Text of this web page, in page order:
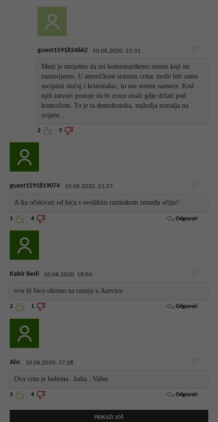
guest1591824662 10.06.2020. 23:31
Meni je smiješno da mi komentarišemo sistem koji ne
razumijemo. U američkom sistemu crnac može biti samo
socijalni slučaj i kriminalac, to mu sistem nameće. Kod
njih zatvori postoje da bi crnce imali gdje držati pod
kontrolom. To je ta demokratska, najbolja zemalja na
svijetu...
2 3
guest1591819074 10.06.2020. 21:57
A šta očekivati od bića s ovolikim razmakom između očiju?
1 4 Odgovori
Kabir Bedi 10.06.2020. 18:04
ovu bi hico okreno na raznju u Ausvicu
2 1 Odgovori
Abc 10.06.2020. 17:28
Ova crna je bolesna...haha...Valter
3 4 Odgovori
PRIKAŽI JOŠ